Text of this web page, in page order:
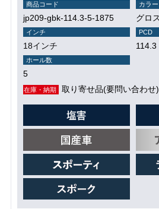
商品コード
jp209-gbk-114.3-5-1875
カラー
グロ
インチ
18インチ
PCD
114.3
ホール数
5
在庫・納期 取り寄せ品(要問い合わせ)